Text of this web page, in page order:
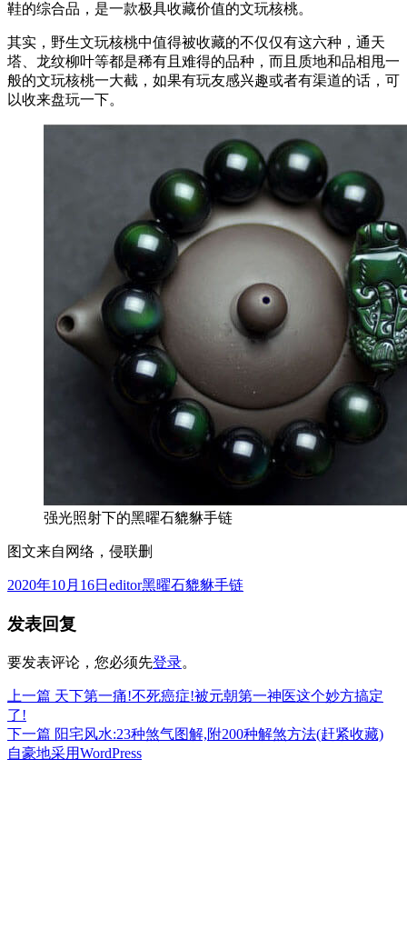
鞋的综合品，是一款极具收藏价值的文玩核桃。
其实，野生文玩核桃中值得被收藏的不仅仅有这六种，通天
塔、龙纹柳叶等都是稀有且难得的品种，而且质地和品相甩一
般的文玩核桃一大截，如果有玩友感兴趣或者有渠道的话，可
以收来盘玩一下。
强光照射下的黑曜石貔貅手链
图文来自网络，侵联删
发
于
2020年10月16日 作
editor分
黑曜石貔貅手链
发表回复
要发表评论，您必须先登录。
文
章
导
上一篇 上
文
章：
天下第一痛!不死癌症!被元朝第一神医这个妙方搞定
了!
下一篇 下
篇
阳宅风水:23种煞气图解,附200种解煞方法(赶紧收藏)
自豪地采用WordPress